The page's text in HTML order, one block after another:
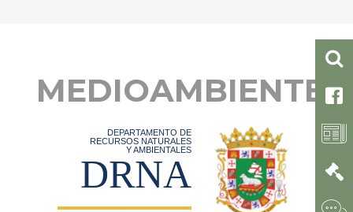
MEDIOAMBIENTE
DEPARTAMENTO DE
RECURSOS NATURALES
Y AMBIENTALES
DRNA